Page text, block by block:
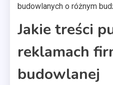
budowlanych o różnym
Jakie treści
reklamach
budowlanej